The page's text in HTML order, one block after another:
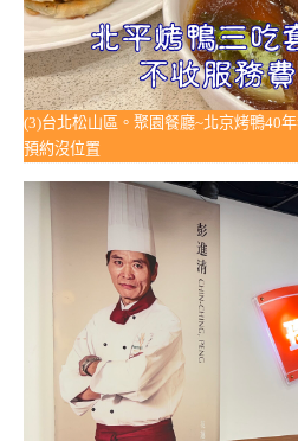
(3)台北松山區。聚園餐廳~北京烤鴨40
預約沒位置